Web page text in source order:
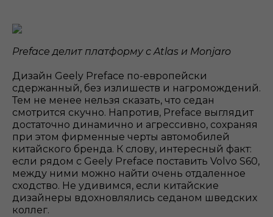
Preface делит платформу с Atlas и Monjaro
Дизайн Geely Preface по-европейски
сдержанный, без излишеств и нагромождений.
Тем не менее нельзя сказать, что седан
смотрится скучно. Напротив, Preface выглядит
достаточно динамично и агрессивно, сохраняя
при этом фирменные черты автомобилей
китайского бренда. К слову, интересный факт:
если рядом с Geely Preface поставить Volvo S60,
между ними можно найти очень отдаленное
сходство. Не удивимся, если китайские
дизайнеры вдохновлялись седаном шведских
коллег.